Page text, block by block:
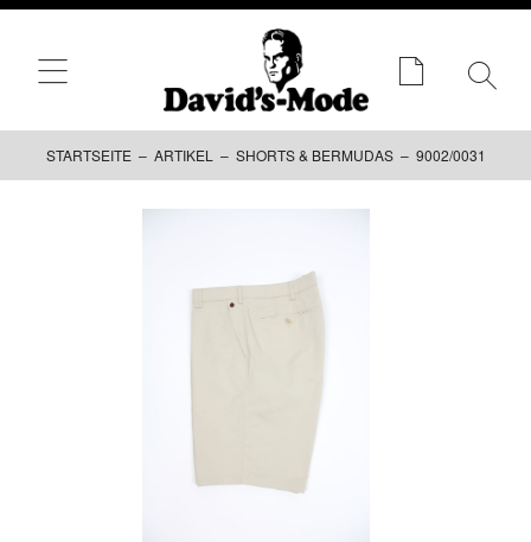
STARTSEITE – ARTIKEL – SHORTS & BERMUDAS– 9002/0031